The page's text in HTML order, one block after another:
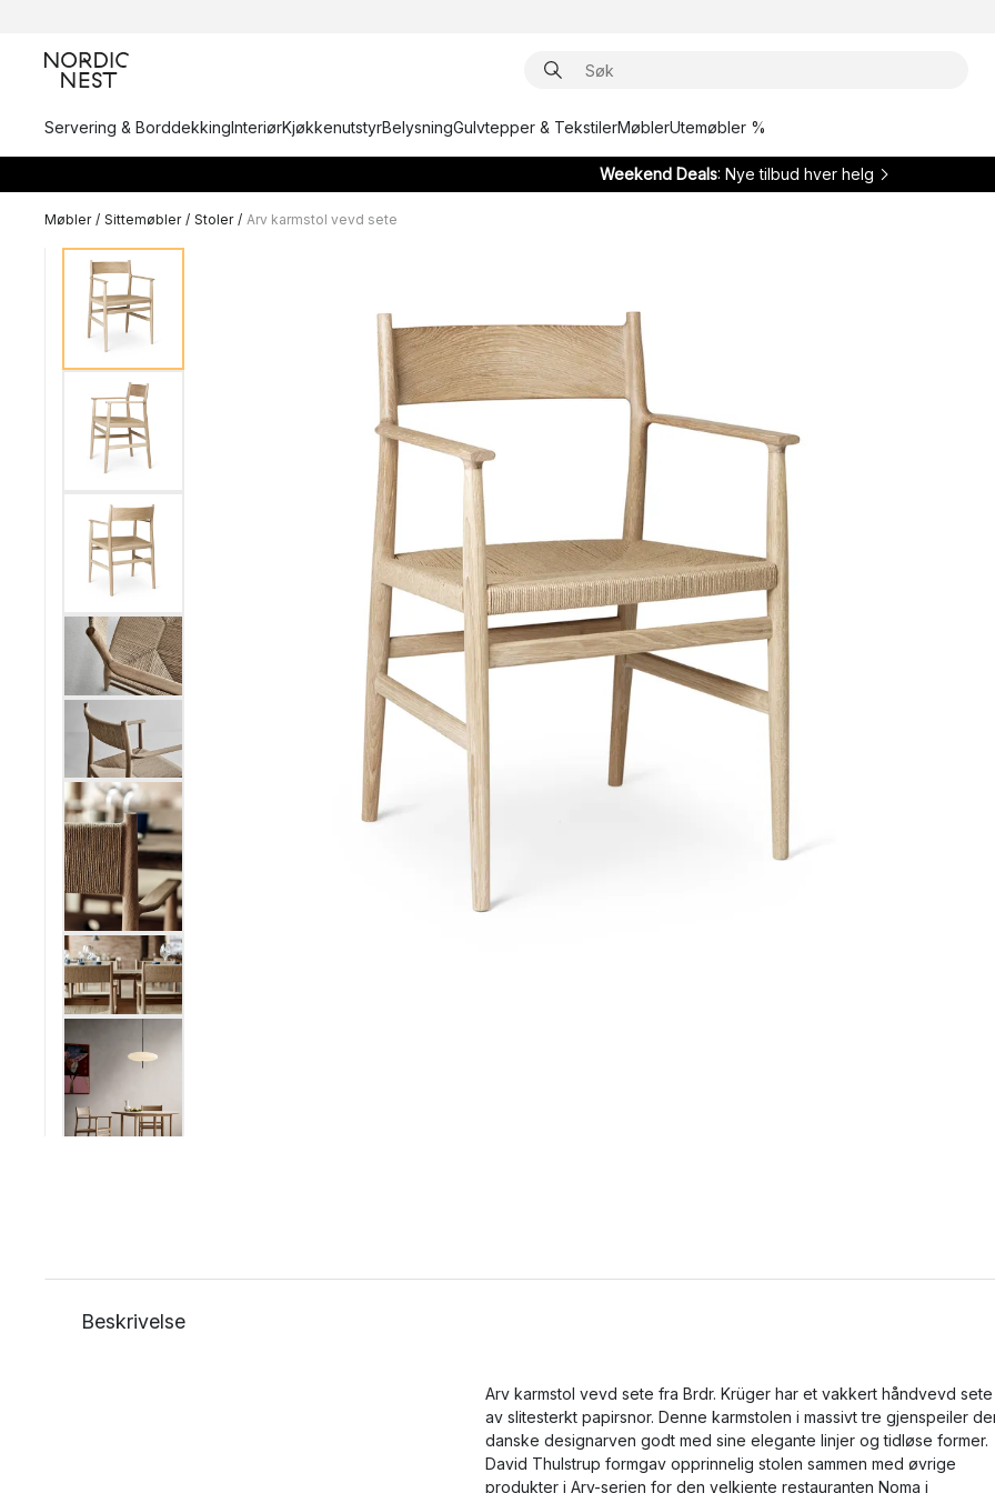
Servering & BorddekkingInteriørKjøkkenutstyrBelysningGulvtepper & TekstilerMøblerUtemøbler %
Weekend Deals: Nye tilbud hver helg
Møbler / Sittemøbler / Stoler / Arv karmstol vevd sete
Beskrivelse
Arv karmstol vevd sete fra Brdr. Krüger har et vakkert håndvevd sete
av slitesterkt papirsnor. Denne karmstolen i massivt tre gjenspeiler
danske designarven godt med sine elegante linjer og tidløse former.
David Thulstrup formgav opprinnelig stolen sammen med øvrige
produkter i Arv-serien for den velkjente restauranten Noma i